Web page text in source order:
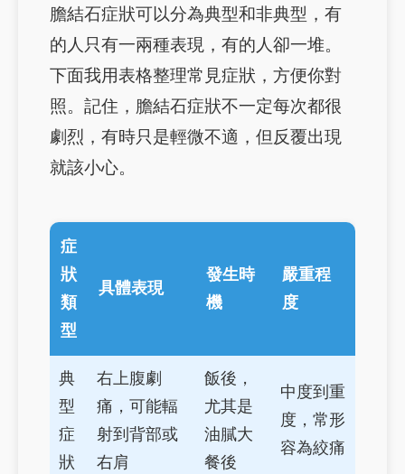
膽結石症狀可以分為典型和非典型，有
的人只有一兩種表現，有的人卻一堆。
下面我用表格整理常見症狀，方便你對
照。記住，膽結石症狀不一定每次都很
劇烈，有時只是輕微不適，但反覆出現
就該小心。
症
狀
類
型
具體表現
發生時
機
嚴重程
度
典
型
症
狀
右上腹劇
痛，可能輻
射到背部或
右肩
飯後，
尤其是
油膩大
餐後
中度到重
度，常形
容為絞痛